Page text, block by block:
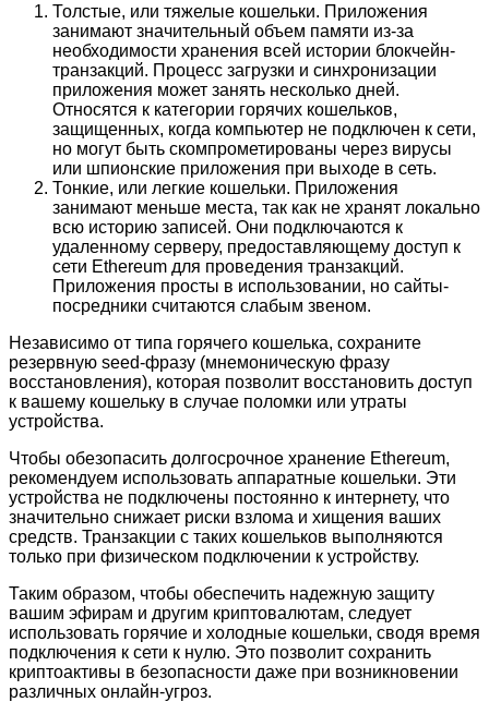
Толстые, или тяжелые кошельки. Приложения
занимают значительный объем памяти из-за
необходимости хранения всей истории блокчейн-
транзакций. Процесс загрузки и синхронизации
приложения может занять несколько дней.
Относятся к категории горячих кошельков,
защищенных, когда компьютер не подключен к сети,
но могут быть скомпрометированы через вирусы
или шпионские приложения при выходе в сеть.
Тонкие, или легкие кошельки. Приложения
занимают меньше места, так как не хранят локально
всю историю записей. Они подключаются к
удаленному серверу, предоставляющему доступ к
сети Ethereum для проведения транзакций.
Приложения просты в использовании, но сайты-
посредники считаются слабым звеном.
Независимо от типа горячего кошелька, сохраните
резервную seed-фразу (мнемоническую фразу
восстановления), которая позволит восстановить доступ
к вашему кошельку в случае поломки или утраты
устройства.
Чтобы обезопасить долгосрочное хранение Ethereum,
рекомендуем использовать аппаратные кошельки. Эти
устройства не подключены постоянно к интернету, что
значительно снижает риски взлома и хищения ваших
средств. Транзакции с таких кошельков выполняются
только при физическом подключении к устройству.
Таким образом, чтобы обеспечить надежную защиту
вашим эфирам и другим криптовалютам, следует
использовать горячие и холодные кошельки, сводя время
подключения к сети к нулю. Это позволит сохранить
криптоактивы в безопасности даже при возникновении
различных онлайн-угроз.